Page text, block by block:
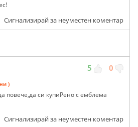
Сигнализирай за неуместен коментар
5 0
)
повече,да си купиРено с емблема
Сигнализирай за неуместен коментар